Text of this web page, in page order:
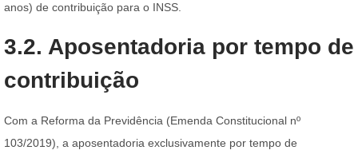
anos) de contribuição para o INSS.
3.2. Aposentadoria por tempo de
contribuição
Com a Reforma da Previdência (Emenda Constitucional nº
103/2019), a aposentadoria exclusivamente por tempo de